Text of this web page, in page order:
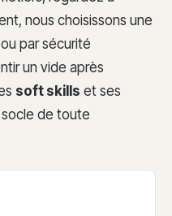
nous choisissons une
par sécurité
un vide après
soft skills et ses
de toute